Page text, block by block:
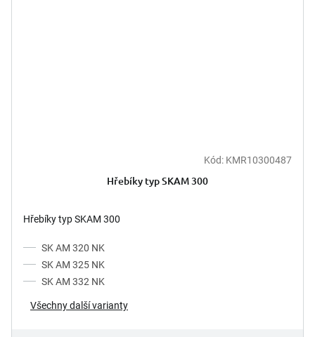
Kód: KMR10300487
Hřebíky typ SKAM 300
Hřebíky typ SKAM 300
SK AM 320 NK
SK AM 325 NK
SK AM 332 NK
Všechny další varianty